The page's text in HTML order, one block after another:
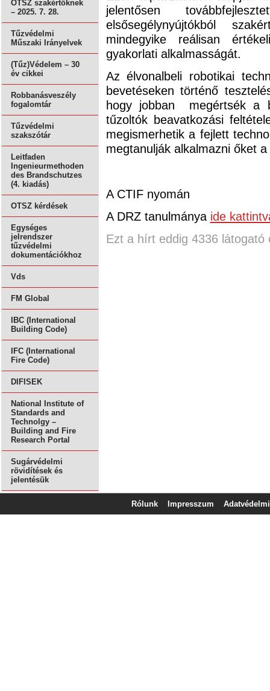
OTSZ szakértőknek
– 2025. 7. 28.
Tűzvédelmi
Műszaki Irányelvek
(Tűz)Védelem – 30
év cikkei
Robbanásveszély
fogalomtár
Tűzvédelmi
szakszótár
Leitfaden
Ingenieurmethoden
des Brandschutzes
(4. kiadás)
OTSZ kérdések
Egységes
jelrendszer
tűzvédelmi
dokumentációkhoz
Vds
FM Global
IBC (International
Building Code)
IFC (International
Fire Code)
DIFISEK
National Institute of
Standards and
Technolgy –
Building and Fire
Research Portal
Sugárvédelmi
rövidítések és
jelentésük
jelentősen
elsősegélynyújtókból
mindegyike reálisan
gyakorlati alkalmasságát.
Az élvonalbeli robotikai
bevetéseken történő
hogy jobban megértsék a
tűzoltók beavatkozási
megismerhetik a fejlett
megtanulják alkalmazni őket
A CTIF nyomán
A DRZ tanulmánya ide
Ezt a hírt eddig 4336 látogató
Rólunk Impresszum